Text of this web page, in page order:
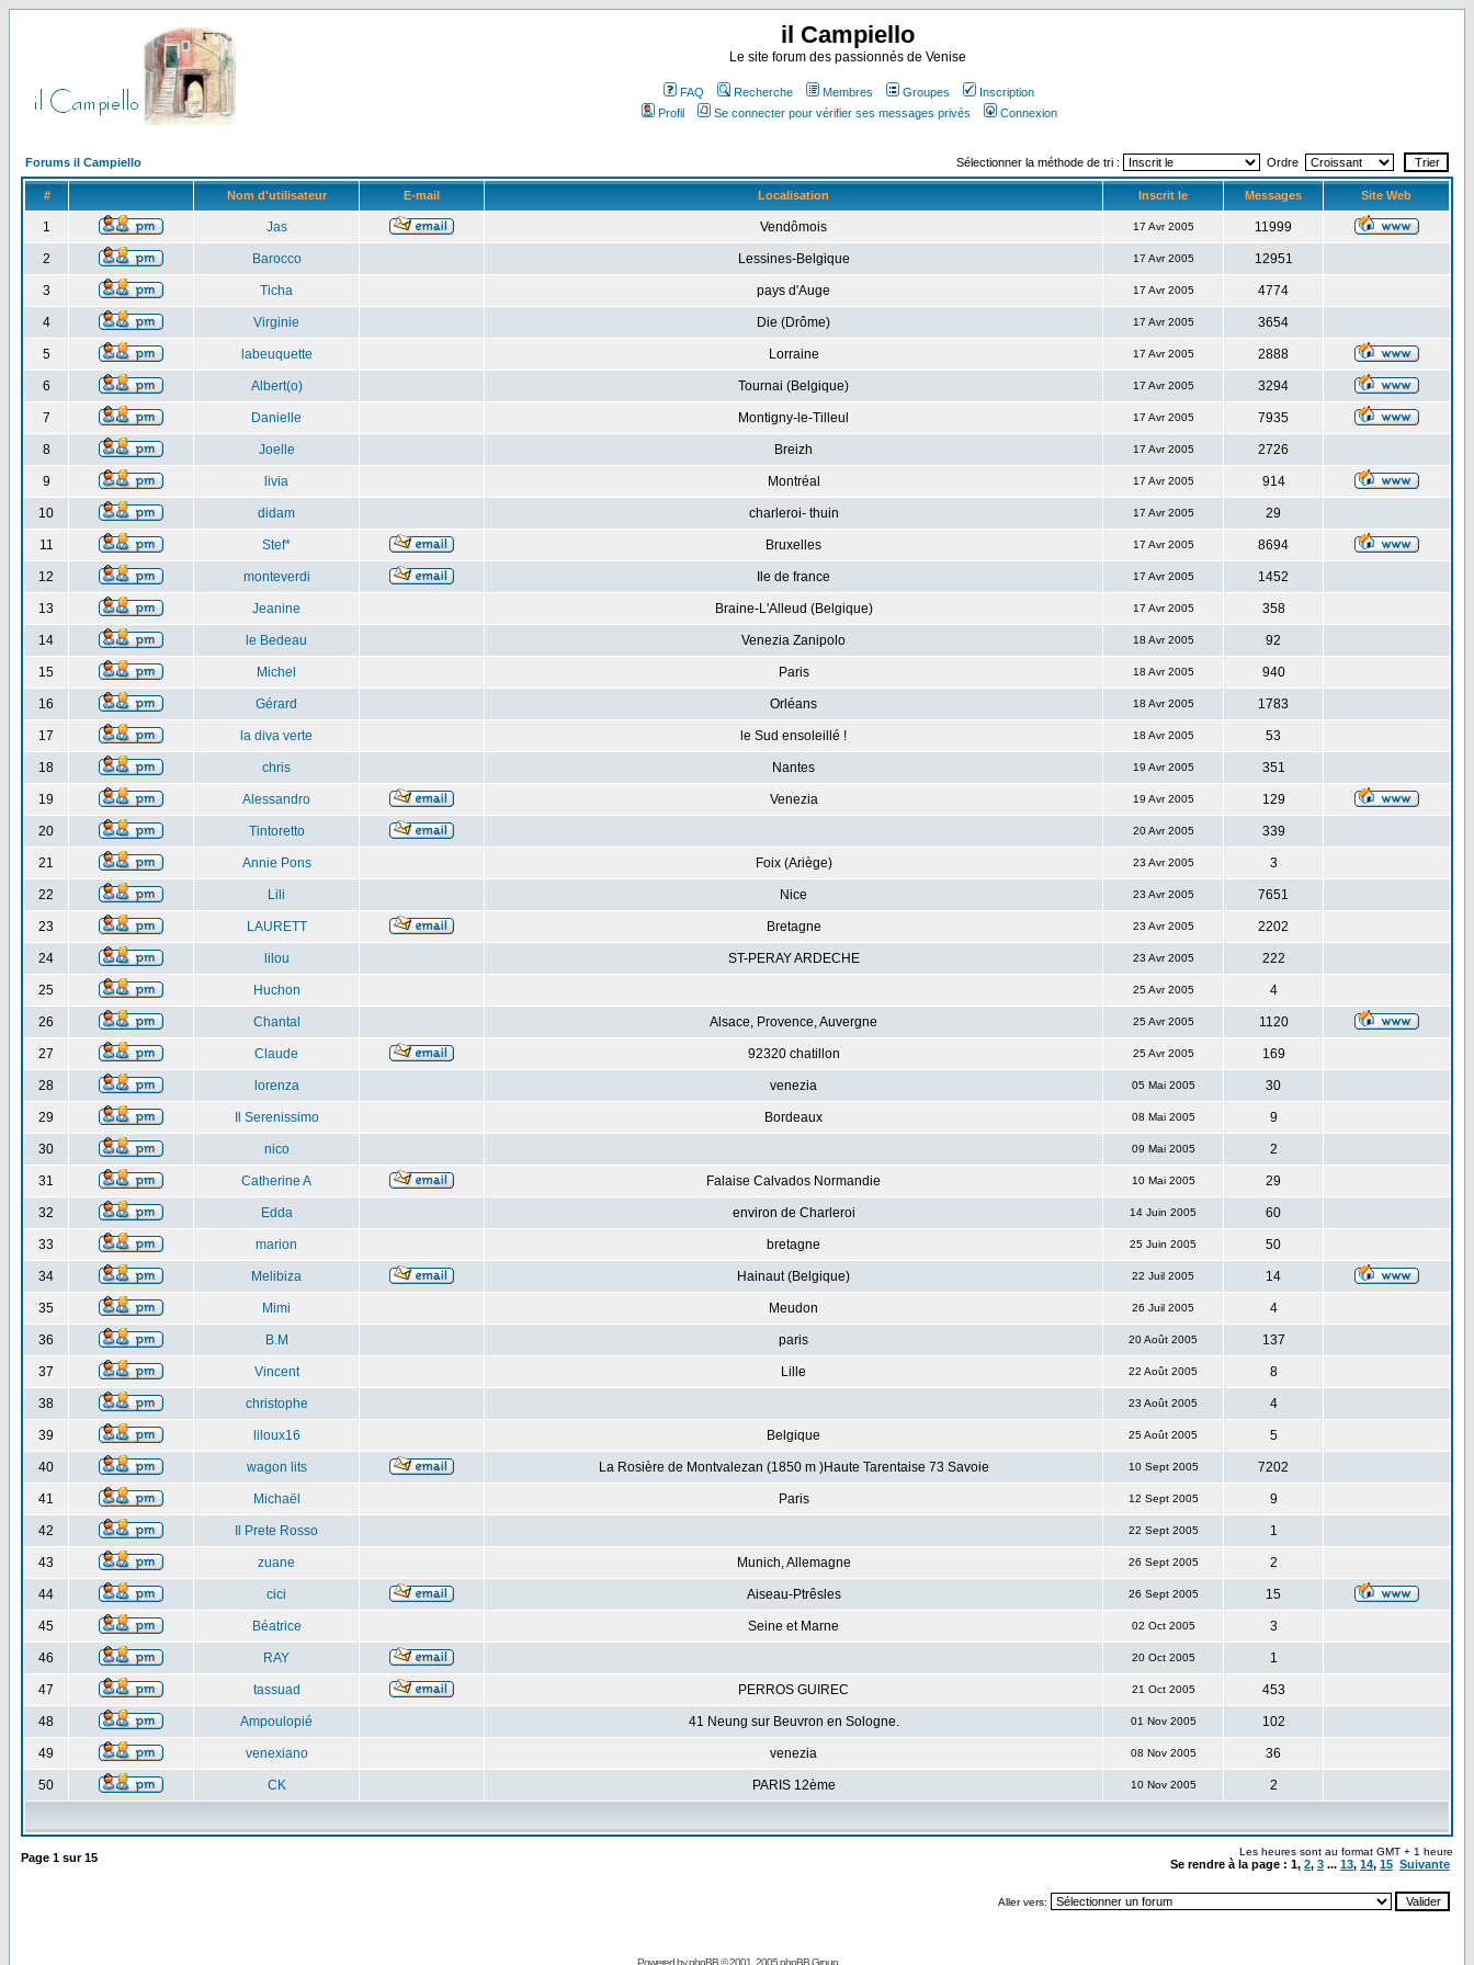
il Campiello
Le site forum des passionnés de Venise
FAQ Recherche Membres Groupes
Inscription
Profil
Se connecter pour vérifier ses messages privés Connexion
Forums il Campiello Sélectionner la méthode de tri : Ordre
# Nom d'utilisateur E-mail Localisation Inscrit le Messages Site Web
1 Jas Vendômois 17 Avr 2005 11999
2 Barocco Lessines-Belgique 17 Avr 2005 12951
3 Ticha pays d'Auge 17 Avr 2005 4774
4 Virginie Die (Drôme) 17 Avr 2005 3654
5 labeuquette Lorraine 17 Avr 2005 2888
6 Albert(o) Tournai (Belgique) 17 Avr 2005 3294
7 Danielle Montigny-le-Tilleul 17 Avr 2005 7935
8 Joelle Breizh 17 Avr 2005 2726
9 livia Montréal 17 Avr 2005 914
10 didam charleroi- thuin 17 Avr 2005 29
11 Stef* Bruxelles 17 Avr 2005 8694
12 monteverdi Ile de france 17 Avr 2005 1452
13 Jeanine Braine-L'Alleud (Belgique) 17 Avr 2005 358
14 le Bedeau Venezia Zanipolo 18 Avr 2005 92
15 Michel Paris 18 Avr 2005 940
16 Gérard Orléans 18 Avr 2005 1783
17 la diva verte le Sud ensoleillé ! 18 Avr 2005 53
18 chris Nantes 19 Avr 2005 351
19 Alessandro Venezia 19 Avr 2005 129
20 Tintoretto 20 Avr 2005 339
21 Annie Pons Foix (Ariège) 23 Avr 2005 3
22 Lili Nice 23 Avr 2005 7651
23 LAURETT Bretagne 23 Avr 2005 2202
24 lilou ST-PERAY ARDECHE 23 Avr 2005 222
25 Huchon 25 Avr 2005 4
26 Chantal Alsace, Provence, Auvergne 25 Avr 2005 1120
27 Claude 92320 chatillon 25 Avr 2005 169
28 lorenza venezia 05 Mai 2005 30
29 Il Serenissimo Bordeaux 08 Mai 2005 9
30 nico 09 Mai 2005 2
31 Catherine A Falaise Calvados Normandie 10 Mai 2005 29
32 Edda environ de Charleroi 14 Juin 2005 60
33 marion bretagne 25 Juin 2005 50
34 Melibiza Hainaut (Belgique) 22 Juil 2005 14
35 Mimi Meudon 26 Juil 2005 4
36 B.M paris 20 Août 2005 137
37 Vincent Lille 22 Août 2005 8
38 christophe 23 Août 2005 4
39 liloux16 Belgique 25 Août 2005 5
40 wagon lits La Rosière de Montvalezan (1850 m )Haute Tarentaise 73 Savoie 10 Sept 2005 7202
41 Michaël Paris 12 Sept 2005 9
42 Il Prete Rosso 22 Sept 2005 1
43 zuane Munich, Allemagne 26 Sept 2005 2
44 cici Aiseau-Ptrêsles 26 Sept 2005 15
45 Béatrice Seine et Marne 02 Oct 2005 3
46 RAY 20 Oct 2005 1
47 tassuad PERROS GUIREC 21 Oct 2005 453
48 Ampoulopié 41 Neung sur Beuvron en Sologne. 01 Nov 2005 102
49 venexiano venezia 08 Nov 2005 36
50 CK PARIS 12ème 10 Nov 2005 2
Page 1 sur15 Les heures sont au format GMT + 1 heure
Se rendre à la page : 1, 2, 3 ... 13, 14, 15 Suivante
Aller vers:
Powered byphpBB© 2001, 2005 phpBB Group